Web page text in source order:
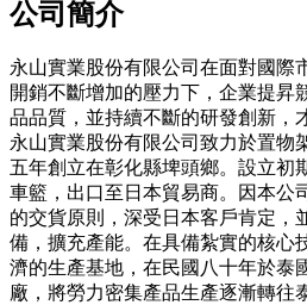
公司簡介
永山實業股份有限公司在面對國際
開銷不斷增加的壓力下，企業提昇
品品質，並持續不斷的研發創新，
永山實業股份有限公司致力於置物
五年創立在彰化縣埤頭鄉。設立初
車籃，出口至日本貿易商。因本公
的交貨原則，深受日本客戶肯定，
備，擴充產能。在具備紮實的核心
濟的生產基地，在民國八十年於泰
廠，將勞力密集產品生產逐漸轉往